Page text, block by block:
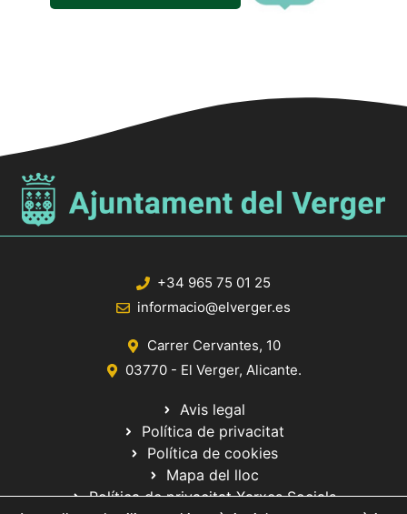
+34 965 75 01 25
informacio@elverger.es
Carrer Cervantes, 10
03770 - El Verger, Alicante.
Avis legal
Política de privacitat
Política de cookies
Mapa del lloc
Política de privacitat Xarxes Socials